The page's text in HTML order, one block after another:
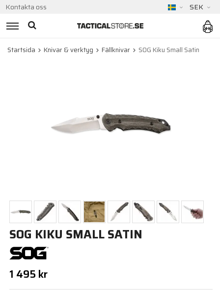
Kontakta oss SEK
Startsida Knivar & verktyg Fällknivar SOG Kiku Small Satin
SOG KIKU SMALL SATIN
1 495 kr